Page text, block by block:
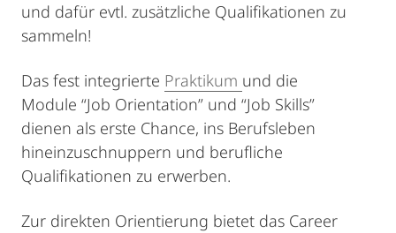
und dafür evtl. zusätzliche Qualifikationen zu
sammeln!
Das fest integrierte Praktikum und die
Module “Job Orientation” und “Job Skills”
dienen als erste Chance, ins Berufsleben
hineinzuschnuppern und berufliche
Qualifikationen zu erwerben.
Zur direkten Orientierung bietet das Career